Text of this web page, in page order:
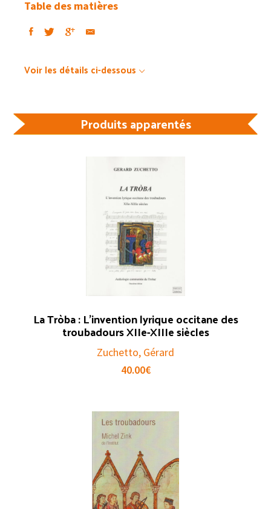
Table des matières
Voir les détails ci-dessous
Produits apparentés
La Tròba : L’invention lyrique occitane des
troubadours XIIe-XIIIe siècles
Zuchetto, Gérard
40.00€